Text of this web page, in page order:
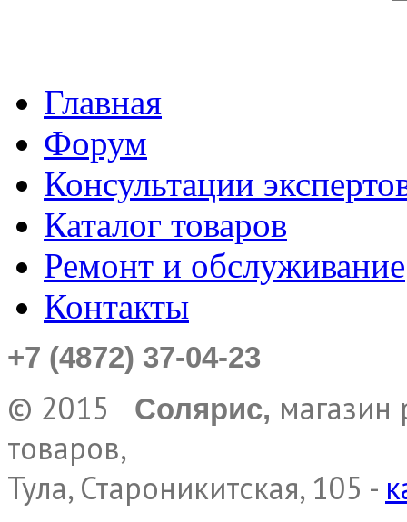
Главная
Форум
Консультации
Каталог товаров
Ремонт и обслуживание
Контакты
+7 (4872) 37-04-23
© 2015 Солярис, магазин
товаров,
Тула, Староникитская, 105 -